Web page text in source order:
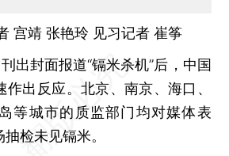
宫靖 张艳玲 见习记者崔筝
封面报道“镉米杀机”后，中国
出反应。北京、南京、海口、
等城市的质监部门均对媒体表
检未见镉米。